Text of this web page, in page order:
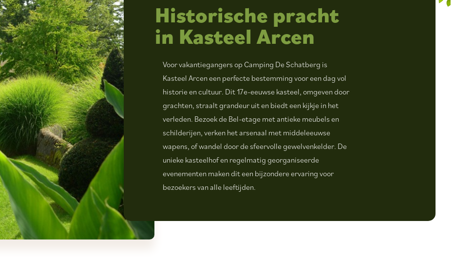
Historische pracht
in Kasteel Arcen
Voor vakantiegangers op Camping De Schatberg is
Kasteel Arcen een perfecte bestemming voor een dag vol
historie en cultuur. Dit 17e-eeuwse kasteel, omgeven door
grachten, straalt grandeur uit en biedt een kijkje in het
verleden. Bezoek de Bel-etage met antieke meubels en
schilderijen, verken het arsenaal met middeleeuwse
wapens, of wandel door de sfeervolle gewelvenkelder. De
unieke kasteelhof en regelmatig georganiseerde
evenementen maken dit een bijzondere ervaring voor
bezoekers van alle leeftijden.